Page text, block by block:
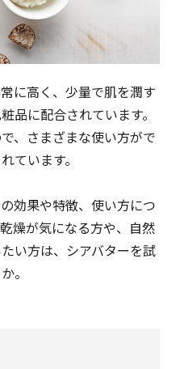
に高く、少量で肌を潤す
品に配合されています。
、さまざまな使い方がで
ています。
効果や特徴、使い方につ
燥が気になる方や、自然
い方は、シアバターを試
。